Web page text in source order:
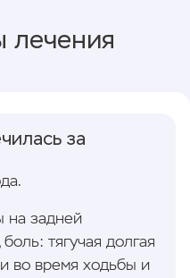
лечения
за
на задней
тягучая долгая
во время ходьбы и